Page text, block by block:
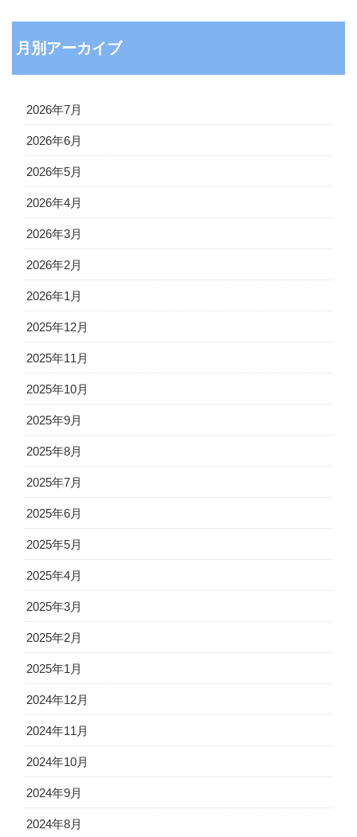
月別アーカイブ
2026年7月
2026年6月
2026年5月
2026年4月
2026年3月
2026年2月
2026年1月
2025年12月
2025年11月
2025年10月
2025年9月
2025年8月
2025年7月
2025年6月
2025年5月
2025年4月
2025年3月
2025年2月
2025年1月
2024年12月
2024年11月
2024年10月
2024年9月
2024年8月